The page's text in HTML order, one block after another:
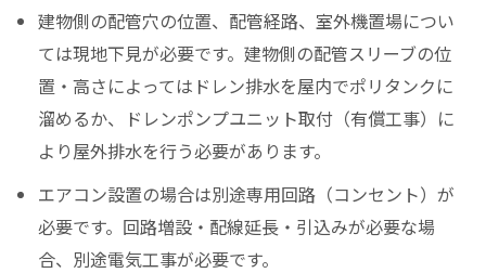
建物側の配管穴の位置、配管経路、室外機置場につい
ては現地下見が必要です。建物側の配管スリーブの位
置・高さによってはドレン排水を屋内でポリタンクに
溜めるか、ドレンポンプユニット取付（有償工事）に
より屋外排水を行う必要があります。
エアコン設置の場合は別途専用回路（コンセント）が
必要です。回路増設・配線延長・引込みが必要な場
合、別途電気工事が必要です。